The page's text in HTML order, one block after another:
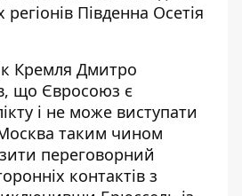
Південна Осетія
Кремля Дмитро
що Євросоюз є
і не може виступати
таким чином
переговорний
контактів з